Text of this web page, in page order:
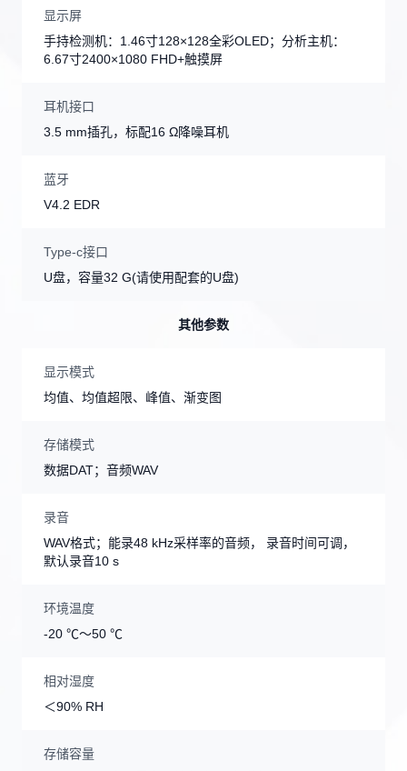
显示屏
手持检测机：1.46寸128×128全彩OLED；分析主机：
6.67寸2400×1080 FHD+触摸屏
耳机接口
3.5 mm插孔，标配16 Ω降噪耳机
蓝牙
V4.2 EDR
Type-c接口
U盘，容量32 G(请使用配套的U盘)
其他参数
显示模式
均值、均值超限、峰值、渐变图
存储模式
数据DAT；音频WAV
录音
WAV格式；能录48 kHz采样率的音频， 录音时间可调，
默认录音10 s
环境温度
-20 ℃～50 ℃
相对湿度
＜90% RH
存储容量